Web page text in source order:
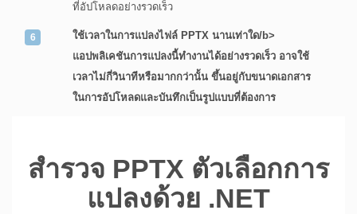
ที่อัปโหลดอย่างรวดเร็ว
ใช้เวลาในการแปลงไฟล์ PPTX นานเท่าใด/b>
แอปพลิเคชันการแปลงนี้ทำงานได้อย่างรวดเร็ว อาจใช้
เวลาไม่กี่วินาทีหรือมากกว่านั้น ขึ้นอยู่กับขนาดเอกสาร
ในการอัปโหลดและบันทึกเป็นรูปแบบที่ต้องการ
สำรวจ PPTX ตัวเลือกการ
แปลงด้วย .NET